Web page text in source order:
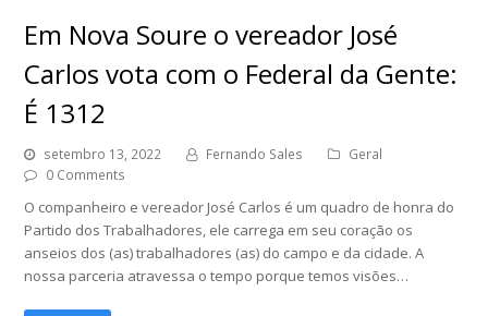
Em Nova Soure o vereador José
Carlos vota com o Federal da Gente:
É 1312
setembro 13, 2022 Fernando Sales
Geral
0 Comments
O companheiro e vereador José Carlos é um quadro de honra do
Partido dos Trabalhadores, ele carrega em seu coração os
anseios dos (as) trabalhadores (as) do campo e da cidade. A
nossa parceria atravessa o tempo porque temos visões…